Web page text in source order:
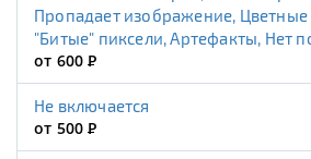
Пропадает изображение,
"Битые" пиксели, Артефакты, Нет
от 600Р
Не включается
от 500Р